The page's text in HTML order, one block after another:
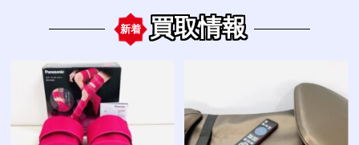
新着 買取情報